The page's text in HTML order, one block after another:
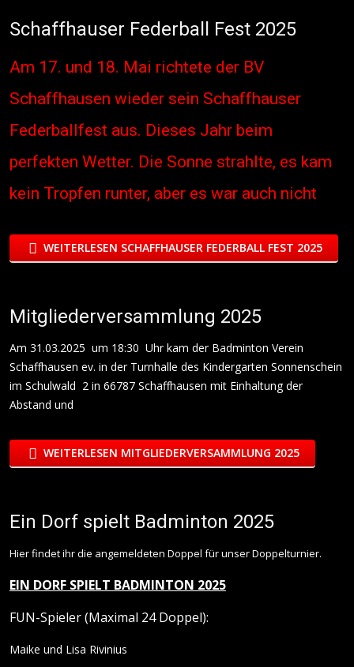
Schaffhauser Federball Fest 2025
Am 17. und 18. Mai richtete der BV
Schaffhausen wieder sein Schaffhauser
Federballfest aus. Dieses Jahr beim
perfekten Wetter. Die Sonne strahlte, es kam
kein Tropfen runter, aber es war auch nicht
WEITERLESEN SCHAFFHAUSER FEDERBALL FEST 2025
Mitgliederversammlung 2025
Am 31.03.2025 um 18:30 Uhr kam der Badminton Verein
Schaffhausen ev. in der Turnhalle des Kindergarten Sonnenschein
im Schulwald 2 in 66787 Schaffhausen mit Einhaltung der
Abstand und
WEITERLESEN MITGLIEDERVERSAMMLUNG 2025
Ein Dorf spielt Badminton 2025
Hier findet ihr die angemeldeten Doppel für unser Doppelturnier.
EIN DORF SPIELT BADMINTON 2025
FUN-Spieler (Maximal 24 Doppel):
Maike und Lisa Rivinius ​